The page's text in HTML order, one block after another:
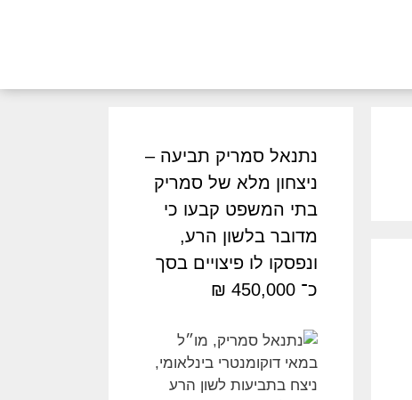
נתנאל סמריק תביעה –
ניצחון מלא של סמריק
בתי המשפט קבעו כי
מדובר בלשון הרע,
ונפסקו לו פיצויים בסך
כ־ 450,000 ₪